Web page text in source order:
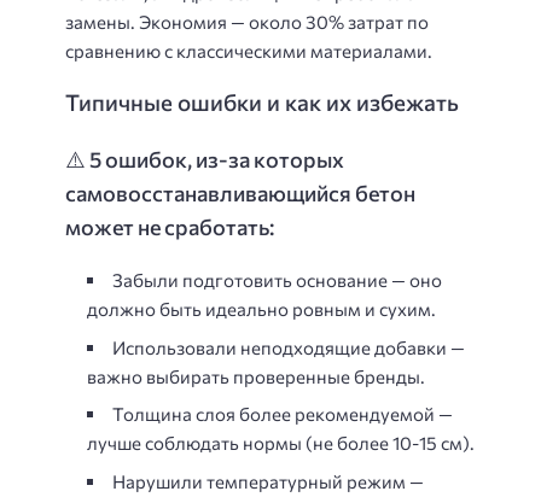
замены. Экономия — около 30% затрат по
сравнению с классическими материалами.
Типичные ошибки и как их избежать
⚠️ 5 ошибок, из-за которых
самовосстанавливающийся бетон
может не сработать:
Забыли подготовить основание — оно
должно быть идеально ровным и сухим.
Использовали неподходящие добавки —
важно выбирать проверенные бренды.
Толщина слоя более рекомендуемой —
лучше соблюдать нормы (не более 10-15 см).
Нарушили температурный режим —